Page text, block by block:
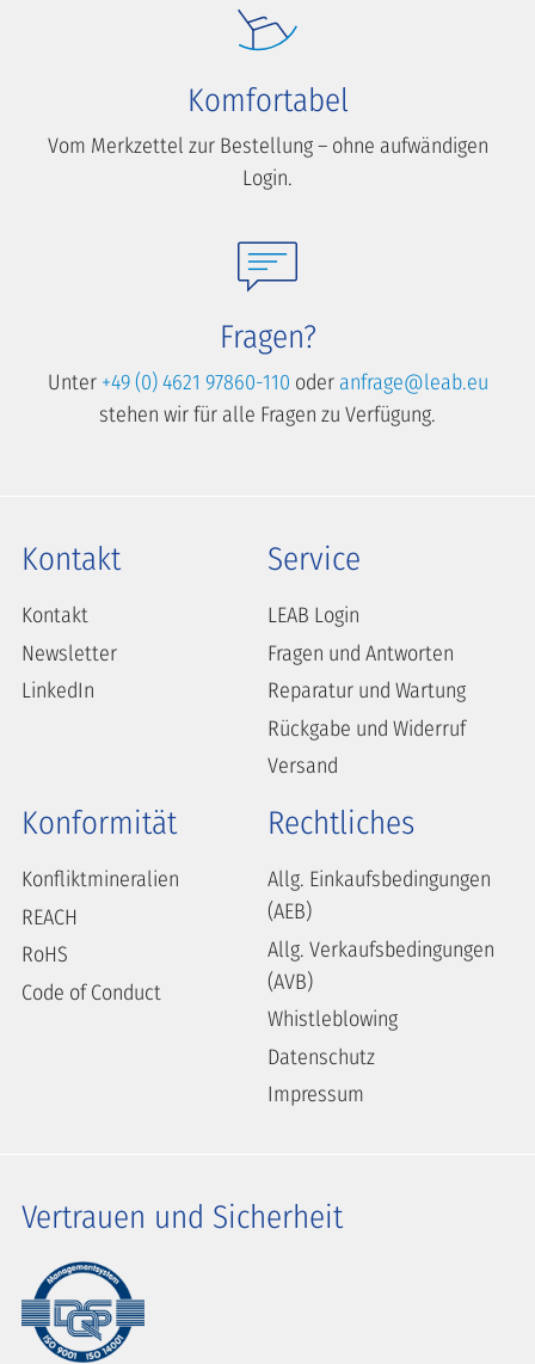
Komfortabel
Vom Merkzettel zur Bestellung – ohne aufwändigen
Login.
Fragen?
Unter +49 (0) 4621 97860-110 oder anfrage@leab.eu
stehen wir für alle Fragen zu Verfügung.
Kontakt
Kontakt
Newsletter
LinkedIn
Service
LEAB Login
Fragen und Antworten
Reparatur und Wartung
Rückgabe und Widerruf
Versand
Konformität
Konfliktmineralien
REACH
RoHS
Code of Conduct
Rechtliches
Allg. Einkaufsbedingungen
(AEB)
Allg. Verkaufsbedingungen
(AVB)
Whistleblowing
Datenschutz
Impressum
Vertrauen und Sicherheit